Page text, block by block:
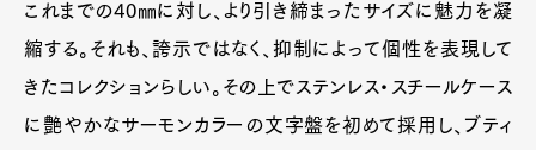
Pen Meet
Pen tw
これまでの40㎜に対し、より引き締まったサイズに魅力を凝
縮する。それも、誇示ではなく、抑制によって個性を表現して
きたコレクションらしい。その上でステンレス・スチールケース
に艶やかなサーモンカラーの文字盤を初めて採用し、ブティ